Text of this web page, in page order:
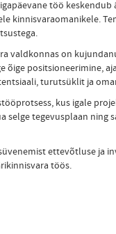
töö
kinnisvaraomanikele.
valdkonnas on
õige positsioneerimine,
turutsüklit ja
kus igale
tegevusplaan ning
ettevõtluse ja
töös.